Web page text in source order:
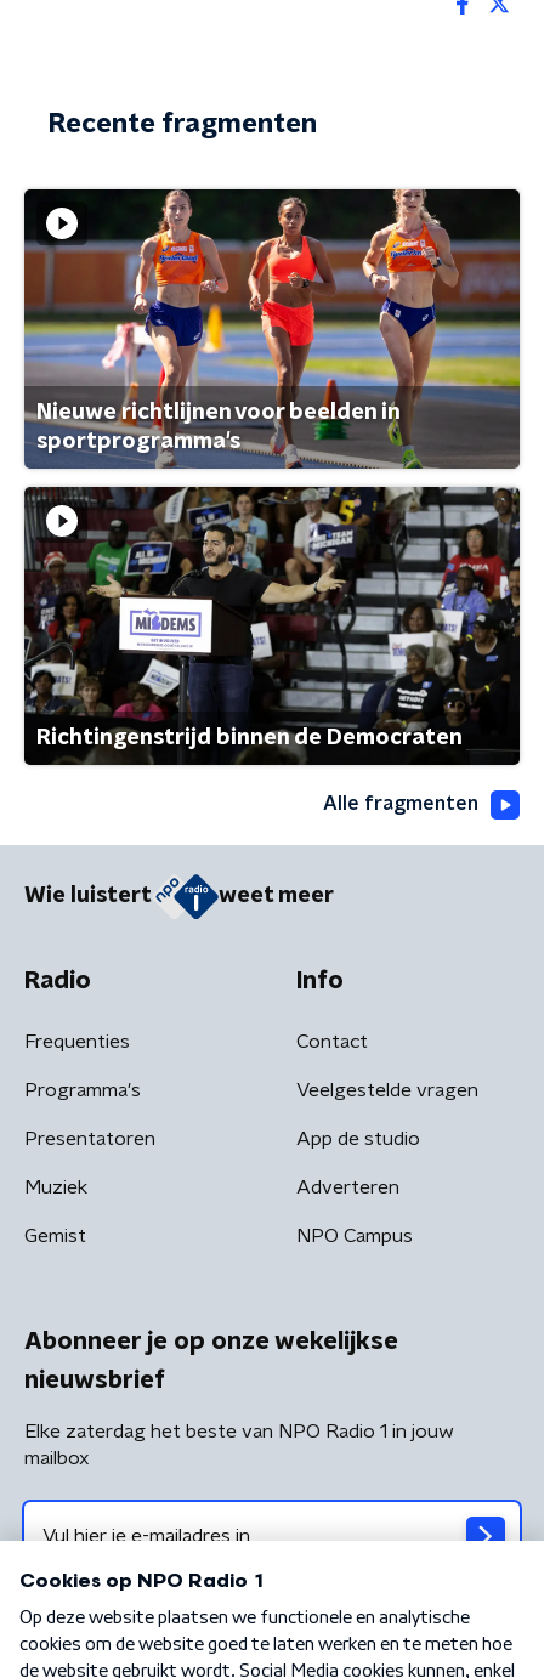
Recente fragmenten
Nieuwe richtlijnen voor beelden in
sportprogramma's
Richtingenstrijd binnen de Democraten
Alle fragmenten
Wie luistert weet meer
Radio
Frequenties
Programma's
Presentatoren
Muziek
Gemist
Info
Contact
Veelgestelde vragen
App de studio
Adverteren
NPO Campus
Abonneer je op onze wekelijkse
nieuwsbrief
Elke zaterdag het beste van NPO Radio 1 in jouw
mailbox